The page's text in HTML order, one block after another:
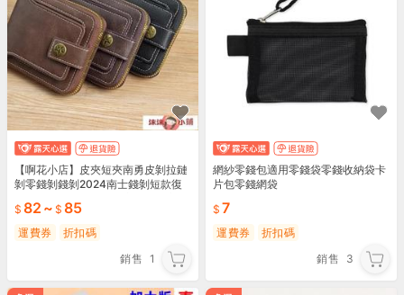
【啊花小店】皮夾短夾南勇皮剝拉鏈
剝零錢剝錢剝2024南士錢剝短款復
爆款卡剝
82 ~ 85
運費券
折扣碼
銷售 1
網紗零錢包適用零錢袋零錢收納袋卡
片包零錢網袋
7
運費券
折扣碼
銷售
3